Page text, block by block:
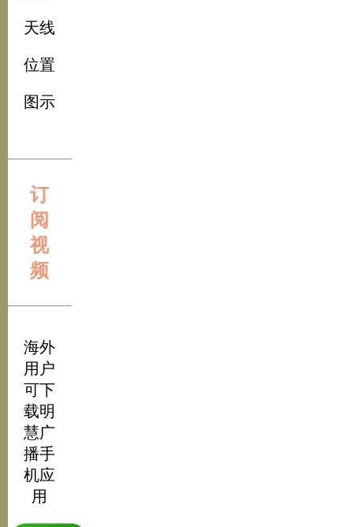
天线
位置
图示
订
阅
视
频
海外
用户
可下
载明
慧广
播手
机应
用